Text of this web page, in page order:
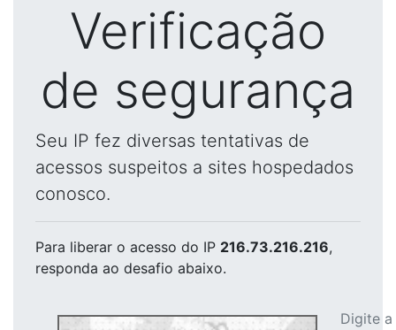
Verificação
de segurança
Seu IP fez diversas tentativas de
acessos suspeitos a sites hospedados
conosco.
Para liberar o acesso do IP 216.73.216.216,
responda ao desafio abaixo.
Digite